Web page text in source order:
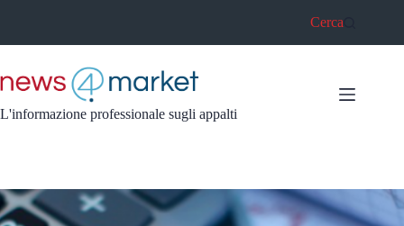
Cerca
L'informazione professionale sugli appalti